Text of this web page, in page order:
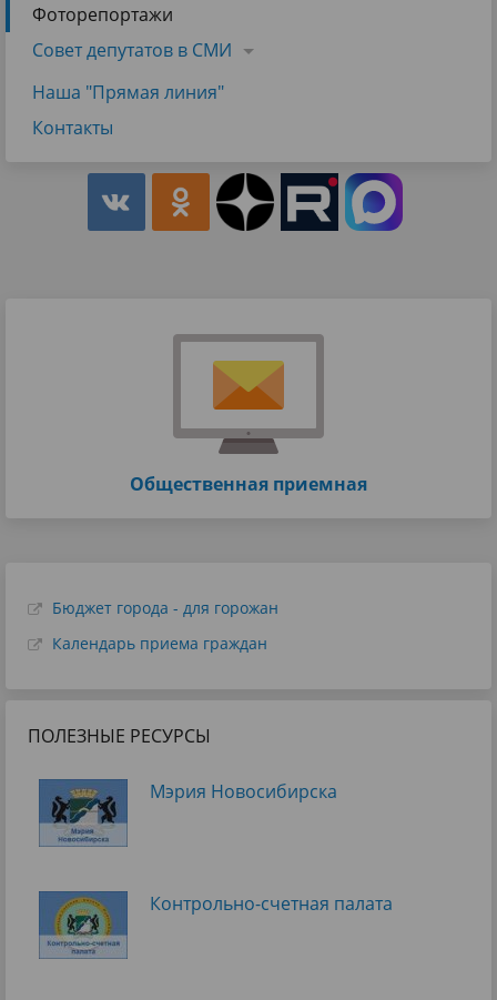
Фоторепортажи
Совет депутатов в СМИ
Наша "Прямая линия"
Контакты
Общественная приемная
Бюджет города - для горожан
Календарь приема граждан
ПОЛЕЗНЫЕ РЕСУРСЫ
Мэрия Новосибирска
Контрольно-счетная палата